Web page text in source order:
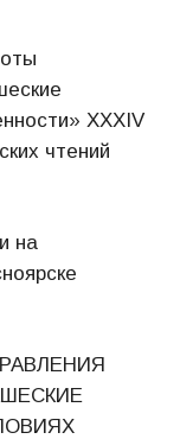
XXXIV
чтений
на